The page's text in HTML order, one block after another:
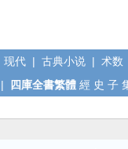
现代 | 古典小说 | 术数
| 四庫全書繁體 經 史 子